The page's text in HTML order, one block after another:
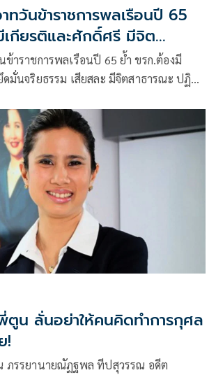
ทวันข้าราชการพลเรือนปี 65
กียรติและศักดิ์ศรี มีจิต
ข้าราชการพลเรือนปี 65 ย้ำ ขรก.ต้องมี
มั่นจริยธรรม เสียสละ มีจิตสาธารณะ ปฏิบัติ
น ลั่นอย่าให้คนคิดทำการกุศล
!
ภรรยานายณัฏฐพล ทีปสุวรรณ อดีต